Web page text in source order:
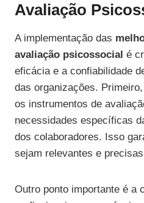
Avaliação
A implementação das
avaliação psicossocial é
eficácia e a confiabilidade
das organizações.
os instrumentos de
necessidades específicas
dos colaboradores. Isso
sejam relevantes e
Outro ponto importante é a